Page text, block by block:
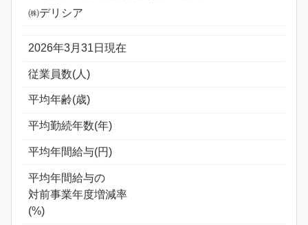
㈱デリシア
2026年3月31日現在
従業員数(人)
平均年齢(歳)
平均勤続年数(年)
平均年間給与(円)
平均年間給与の
対前事業年度増減率
(%)